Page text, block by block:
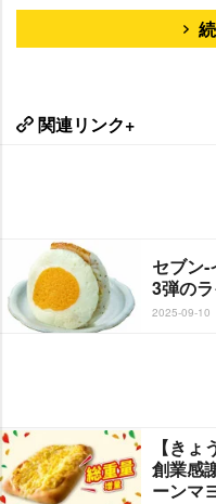
関連リンク+
セブン
3弾の
2025-09-10
【き
創業感
ーンマ